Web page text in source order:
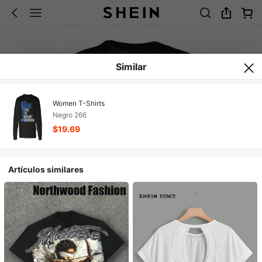
Similar
Women T-Shirts
Negro 266
$19.69
Artículos similares